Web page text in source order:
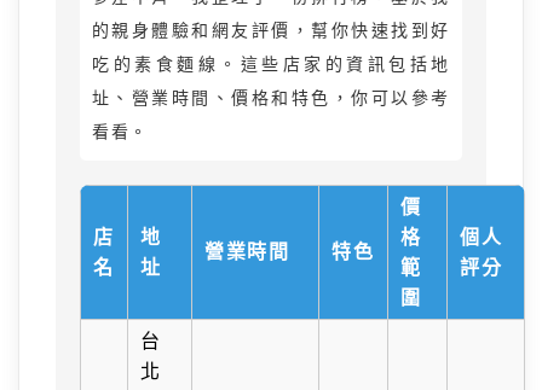
的親身體驗和網友評價，幫你快速找到好
吃的素食麵線。這些店家的資訊包括地
址、營業時間、價格和特色，你可以參考
看看。
店
名
地
址
營業時間 特色
價
格
範
圍
個人
評分
台
北